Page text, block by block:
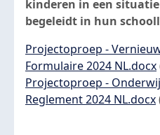
kinderen in een
begeleidt in hun
Document
Projectoproep -
Formulaire 2024 NL.docx
Document
Projectoproep -
Reglement 2024 NL.docx